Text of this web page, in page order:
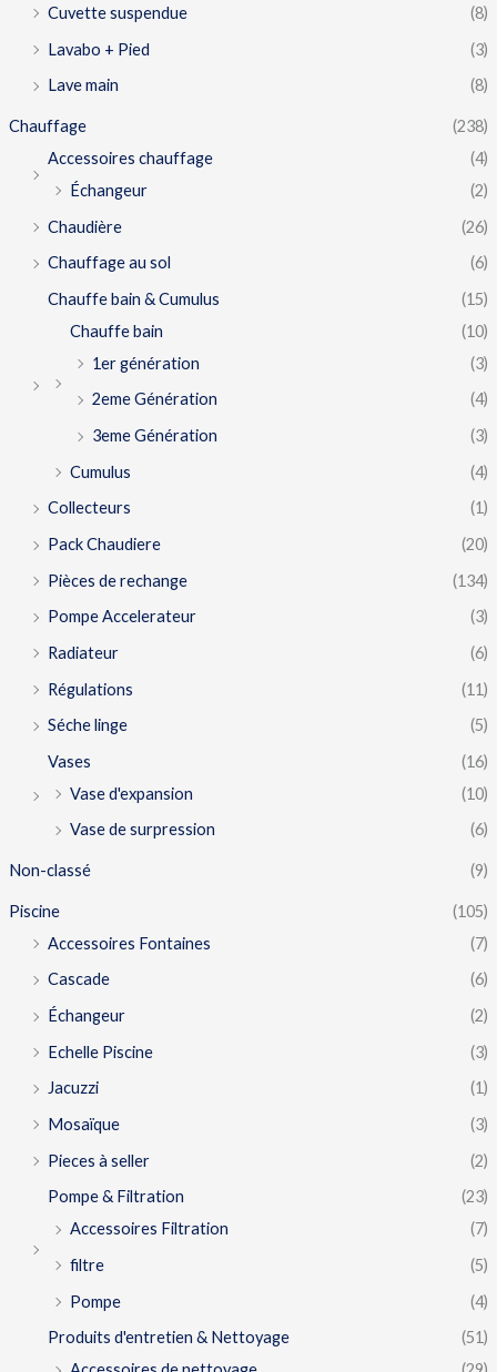
Cuvette suspendue
(8)
Lavabo + Pied
(3)
Lave main
(8)
Chauffage
(238)
Accessoires chauffage
(4)
Échangeur
(2)
Chaudière
(26)
Chauffage au sol
(6)
Chauffe bain & Cumulus
(15)
Chauffe bain
(10)
1er génération
(3)
2eme Génération
(4)
3eme Génération
(3)
Cumulus
(4)
Collecteurs
(1)
Pack Chaudiere
(20)
Pièces de rechange
(134)
Pompe Accelerateur
(3)
Radiateur
(6)
Régulations
(11)
Séche linge
(5)
Vases
(16)
Vase d'expansion
(10)
Vase de surpression
(6)
Non-classé (9)
Piscine
(105)
Accessoires Fontaines
(7)
Cascade
(6)
Échangeur
(2)
Echelle Piscine
(3)
Jacuzzi
(1)
Mosaïque
(3)
Pieces à seller
(2)
Pompe & Filtration
(23)
Accessoires Filtration
(7)
filtre
(5)
Pompe
(4)
Produits d'entretien & Nettoyage
(51)